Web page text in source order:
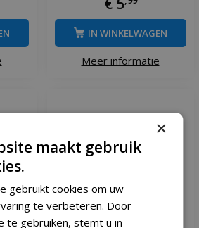
Meer informatie
IN WINKELWAGEN
×
maakt gebruik
gebruikt cookies om uw
te verbeteren. Door
te gebruiken, stemt u in